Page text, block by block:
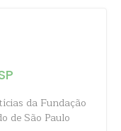
da Fundação
de São Paulo